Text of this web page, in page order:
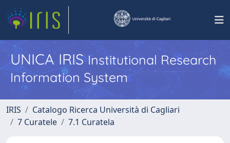
UNICA IRISInstitutional Research
Information System
IRIS
Catalogo Ricerca Università di Cagliari
7 Curatele
7.1 Curatela